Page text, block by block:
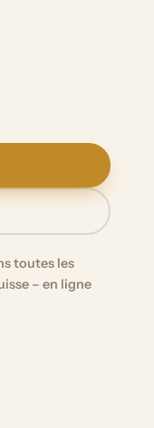
toutes les
– en ligne